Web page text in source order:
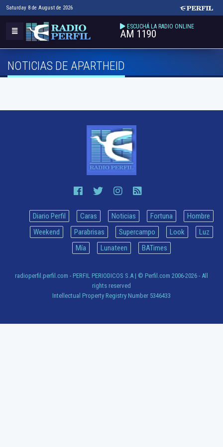
Saturday 8 de August de 2026
ESCUCHÁ LA RADIO ONLINE
AM 1190
NOTICIAS DE APARTHEID
Diario Perfil Caras Noticias Fortuna
Hombre
Weekend
Parabrisas Supercampo Look
Luz
Mía
Lunateen BATimes
radioperfil.perfil.com - PERFIL PERIODICOS S.A | © Perfil.com 2006-2026 - All
rights reserved
Intellectual Property Registry Number 5346433